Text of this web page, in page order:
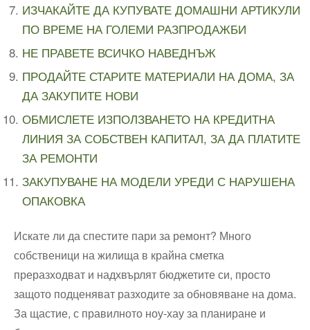
ИЗЧАКАЙТЕ ДА КУПУВАТЕ ДОМАШНИ АРТИКУЛИ
ПО ВРЕМЕ НА ГОЛЕМИ РАЗПРОДАЖБИ
НЕ ПРАВЕТЕ ВСИЧКО НАВЕДНЪЖ
ПРОДАЙТЕ СТАРИТЕ МАТЕРИАЛИ НА ДОМА, ЗА
ДА ЗАКУПИТЕ НОВИ
ОБМИСЛЕТЕ ИЗПОЛЗВАНЕТО НА КРЕДИТНА
ЛИНИЯ ЗА СОБСТВЕН КАПИТАЛ, ЗА ДА ПЛАТИТЕ
ЗА РЕМОНТИ
ЗАКУПУВАНЕ НА МОДЕЛИ УРЕДИ С НАРУШЕНА
ОПАКОВКА
Искате ли да спестите пари за ремонт? Много
собственици на жилища в крайна сметка
преразходват и надхвърлят бюджетите си, просто
защото подценяват разходите за обновяване на дома.
За щастие, с правилното ноу-хау за планиране и